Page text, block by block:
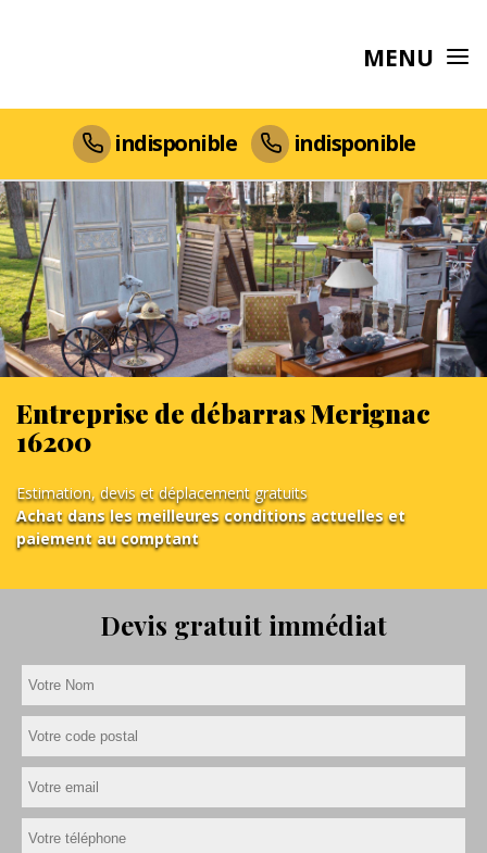
MENU
indisponible indisponible
Entreprise de débarras Merignac
16200
Estimation, devis et déplacement gratuits
Achat dans les meilleures conditions actuelles et
paiement au comptant
Devis gratuit immédiat